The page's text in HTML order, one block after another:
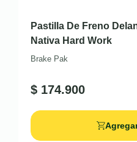
Pastilla De Freno
Nativa Hard Work
Brake Pak
$ 174.900